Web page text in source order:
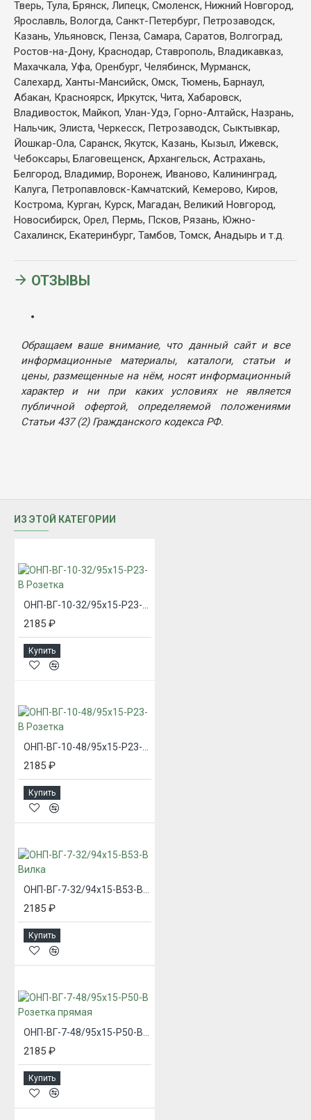
Тверь, Тула, Брянск, Липецк, Смоленск, Нижний Новгород,
Ярославль, Вологда, Санкт-Петербург, Петрозаводск,
Казань, Ульяновск, Пенза, Самара, Саратов, Волгоград,
Ростов-на-Дону, Краснодар, Ставрополь, Владикавказ,
Махачкала, Уфа, Оренбург, Челябинск, Мурманск,
Салехард, Ханты-Мансийск, Омск, Тюмень, Барнаул,
Абакан, Красноярск, Иркутск, Чита, Хабаровск,
Владивосток, Майкоп, Улан-Удэ, Горно-Алтайск, Назрань,
Нальчик, Элиста, Черкесск, Петрозаводск, Сыктывкар,
Йошкар-Ола, Саранск, Якутск, Казань, Кызыл, Ижевск,
Чебоксары, Благовещенск, Архангельск, Астрахань,
Белгород, Владимир, Воронеж, Иваново, Калининград,
Калуга, Петропавловск-Камчатский, Кемерово, Киров,
Кострома, Курган, Курск, Магадан, Великий Новгород,
Новосибирск, Орел, Пермь, Псков, Рязань, Южно-
Сахалинск, Екатеринбург, Тамбов, Томск, Анадырь и т.д.
ОТЗЫВЫ
Обращаем ваше внимание, что данный сайт и все
информационные материалы, каталоги, статьи и
цены, размещенные на нём, носят информационный
характер и ни при каких условиях не является
публичной офертой, определяемой положениями
Статьи 437 (2) Гражданского кодекса РФ.
ИЗ ЭТОЙ КАТЕГОРИИ
2185 ₽
Купить
ОНП-ВГ-10-48/95х15-Р23-В Розетка
2185 ₽
Купить
ОНП-ВГ-7-32/94х15-В53-В Вилка
2185 ₽
Купить
2185 ₽
Купить